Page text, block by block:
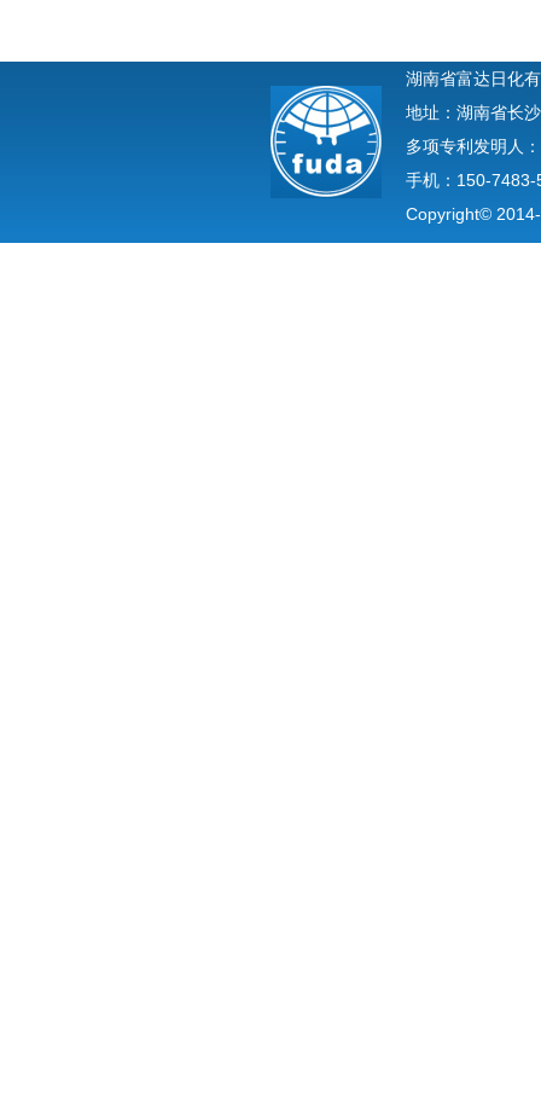
湖南省富达日化
地址：湖南省长
多项专利发明人
手机：150-
Copyright©